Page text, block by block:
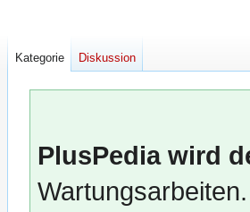
PlusPedia wird
Kategorie Diskussion